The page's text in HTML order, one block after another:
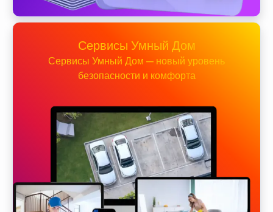
Сервисы Умный Дом
Сервисы Умный Дом — новый уровень
безопасности и комфорта